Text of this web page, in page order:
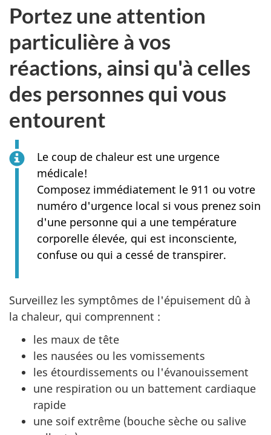
Portez une attention
particulière à vos
réactions, ainsi qu'à celles
des personnes qui vous
entourent
Le coup de chaleur est une urgence
médicale!
Composez immédiatement le 911 ou votre
numéro d'urgence local si vous prenez soin
d'une personne qui a une température
corporelle élevée, qui est inconsciente,
confuse ou qui a cessé de transpirer.
Surveillez les symptômes de l'épuisement dû à
la chaleur, qui comprennent :
les maux de tête
les nausées ou les vomissements
les étourdissements ou l'évanouissement
une respiration ou un battement cardiaque
rapide
une soif extrême (bouche sèche ou salive